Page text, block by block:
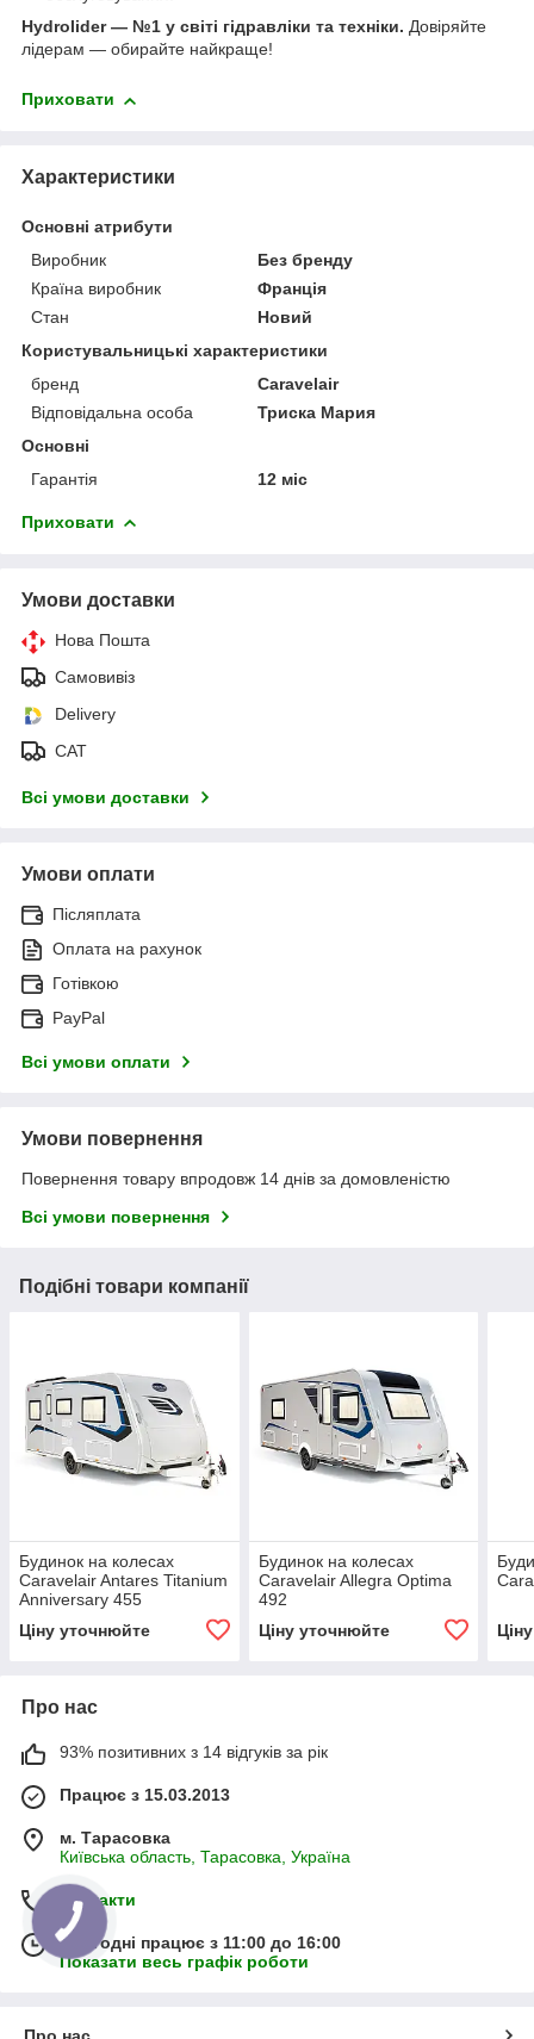
Hydrolider — №1 у світі гідравліки та техніки. Довіряйте
лідерам — обирайте найкраще!
Приховати
Характеристики
Основні атрибути
Виробник
Без бренду
Країна виробник
Франція
Стан
Новий
Користувальницькі характеристики
бренд
Caravelair
Відповідальна особа
Триска Мария
Основні
Гарантія
12 міс
Приховати
Умови доставки
Нова Пошта
Самовивіз
Delivery
САТ
Всі умови доставки
Умови оплати
Післяплата
Оплата на рахунок
Готівкою
PayPal
Всі умови оплати
Умови повернення
Повернення товару впродовж 14 днів за домовленістю
Всі умови повернення
Подібні товари компанії
Будинок на колесах
Caravelair Antares Titanium
Anniversary 455
Ціну уточнюйте
Будинок на колесах
Caravelair Allegra Optima
492
Ціну уточнюйте
Про нас
93% позитивних з 14 відгуків за рік
Працює з 15.03.2013
м. Тарасовка
Київська область, Тарасовка, Україна
Контакти
Сьогодні працює з 11:00 до 16:00
Показати весь графік роботи